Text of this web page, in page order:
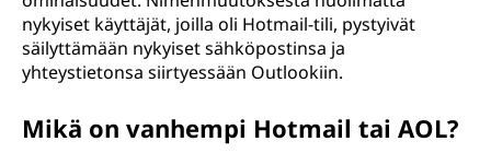
nykyiset käyttäjät, joilla oli Hotmail-tili, pystyivät
säilyttämään nykyiset sähköpostinsa ja
yhteystietonsa siirtyessään Outlookiin.
Mikä on vanhempi Hotmail tai AOL?